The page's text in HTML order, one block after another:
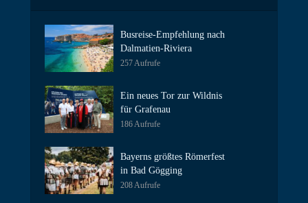
Busreise-Empfehlung nach
Dalmatien-Riviera
257 Aufrufe
Ein neues Tor zur Wildnis
für Grafenau
186 Aufrufe
Bayerns größtes Römerfest
in Bad Gögging
208 Aufrufe